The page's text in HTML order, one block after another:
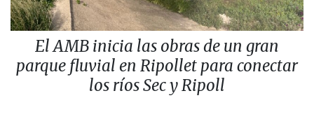
El AMB inicia las obras de un gran
parque fluvial en Ripollet para conectar
los ríos Sec y Ripoll